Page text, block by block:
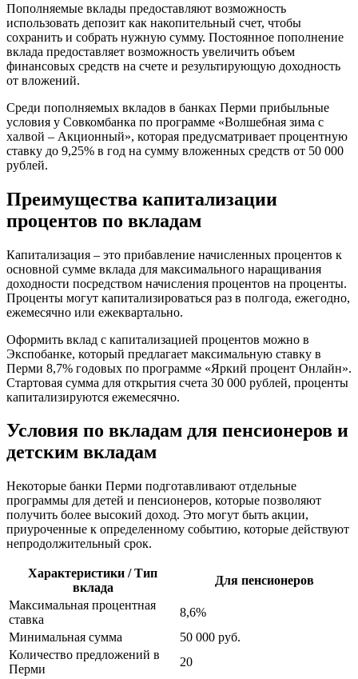
Пополняемые вклады предоставляют возможность
использовать депозит как накопительный счет, чтобы
сохранить и собрать нужную сумму. Постоянное пополнение
вклада предоставляет возможность увеличить объем
финансовых средств на счете и результирующую доходность
от вложений.
Среди пополняемых вкладов в банках Перми прибыльные
условия у Совкомбанка по программе «Волшебная зима с
халвой – Акционный», которая предусматривает процентную
ставку до 9,25% в год на сумму вложенных средств от 50 000
рублей.
Преимущества капитализации
процентов по вкладам
Капитализация – это прибавление начисленных процентов к
основной сумме вклада для максимального наращивания
доходности посредством начисления процентов на проценты.
Проценты могут капитализироваться раз в полгода, ежегодно,
ежемесячно или ежеквартально.
Оформить вклад с капитализацией процентов можно в
Экспобанке, который предлагает максимальную ставку в
Перми 8,7% годовых по программе «Яркий процент Онлайн».
Стартовая сумма для открытия счета 30 000 рублей, проценты
капитализируются ежемесячно.
Условия по вкладам для пенсионеров и
детским вкладам
Некоторые банки Перми подготавливают отдельные
программы для детей и пенсионеров, которые позволяют
получить более высокий доход. Это могут быть акции,
приуроченные к определенному событию, которые действуют
непродолжительный срок.
Характеристики / Тип
вклада
Для пенсионеров
Максимальная процентная
ставка
8,6%
Минимальная сумма
50 000 руб.
Количество предложений в
Перми
20